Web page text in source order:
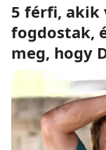
5 férfi, akik
fogdostak,
meg, hogy